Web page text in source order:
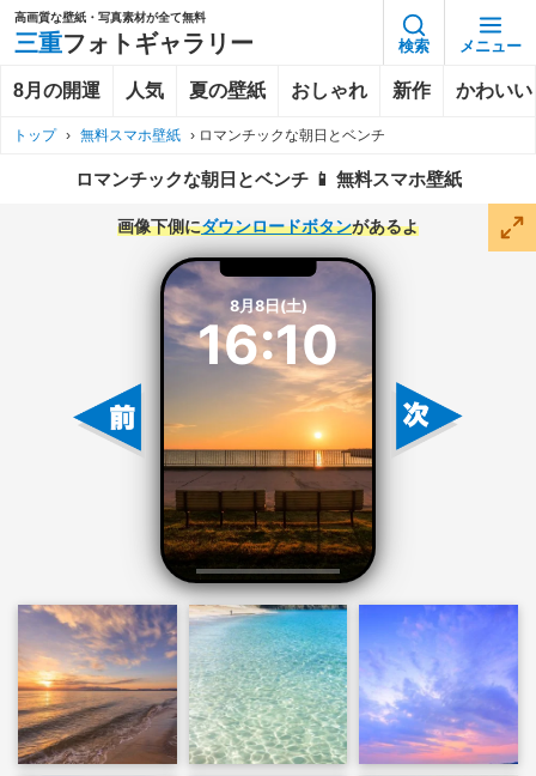
高画質な壁紙・写真素材が全て無料
三重フォトギャラリー 検索 メニュー
8月の開運 人気 夏の壁紙 おしゃれ 新作 かわいい
トップ › 無料スマホ壁紙 › ロマンチックな朝日とベンチ
ロマンチックな朝日とベンチ 📱 無料スマホ壁紙
画像下側にダウンロードボタンがあるよ
8月8日(土)
16:10